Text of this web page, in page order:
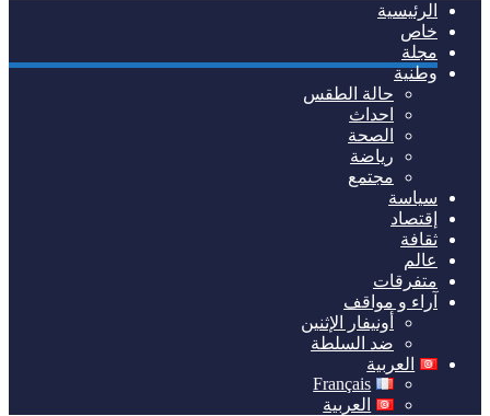
الرئيسية
خاص
مجلة
وطنية
حالة الطقس
احداث
الصحة
رياضة
مجتمع
سياسة
إقتصاد
ثقافة
عالم
متفرقات
آراء و مواقف
أونيفار الإثنين
ضد السلطة
العربية
Français
العربية